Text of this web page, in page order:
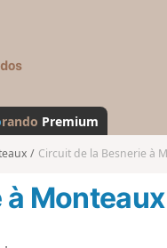
s
a
n
d
rando Premium
Circuit de la Besnerie à
à Monteaux